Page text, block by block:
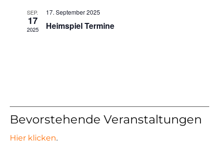
SEP.
17
2025
17. September 2025
Heimspiel Termine
Bevorstehende Veranstaltungen
Hier klicken.